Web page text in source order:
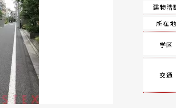
建物階
所在地
学区
交通